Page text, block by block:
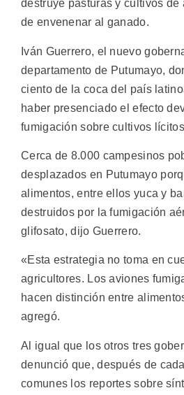
destruye pasturas y cultivos de
de envenenar al ganado.
Iván Guerrero, el nuevo
departamento de Putumayo,
ciento de la coca del país
haber presenciado el efecto
fumigación sobre cultivos
Cerca de 8.000 campesinos
desplazados en Putumayo
alimentos, entre ellos yuca y
destruidos por la fumigación
glifosato, dijo Guerrero.
«Esta estrategia no toma en
agricultores. Los aviones
hacen distinción entre
agregó.
Al igual que los otros tres
denunció que, después de
comunes los reportes sobre